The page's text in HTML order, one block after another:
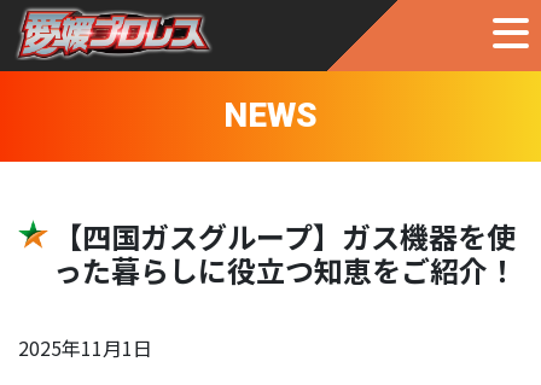
NEWS
【四国ガスグループ】ガス機器を使
った暮らしに役立つ知恵をご紹介！
2025年11月1日